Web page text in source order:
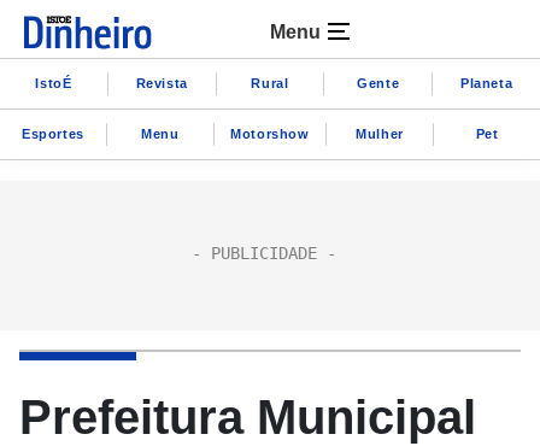
Menu
IstoÉ Revista Rural Gente Planeta
Esportes Menu Motorshow Mulher Pet
Prefeitura Municipal